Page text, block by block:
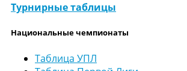
Турнирные таблицы
Национальные чемпионаты
Таблица УПЛ